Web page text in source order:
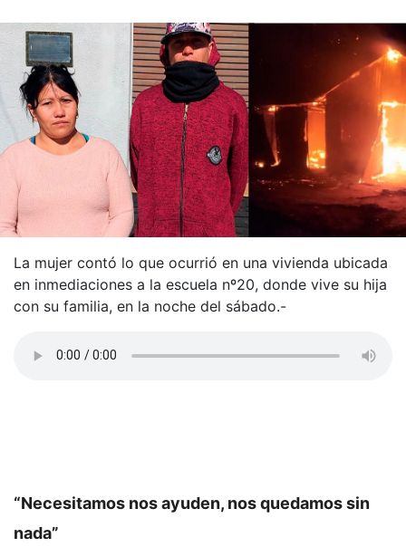
La mujer contó lo que ocurrió en una vivienda ubicada
en inmediaciones a la escuela nº20, donde vive su hija
con su familia, en la noche del sábado.-
“Necesitamos nos ayuden, nos quedamos sin
nada”